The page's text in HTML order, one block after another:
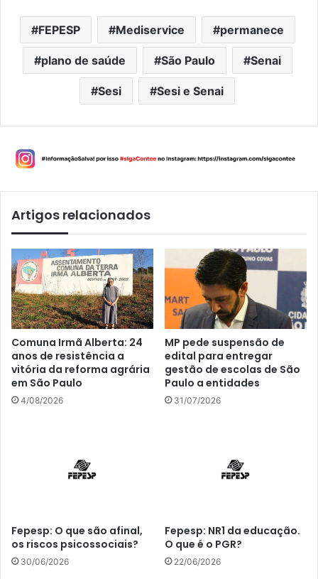
FEPESP Mediservice permanece
plano de saúde São Paulo Senai
Sesi Sesi e Senai
Artigos relacionados
Comuna Irmã Alberta: 24
anos de resistência a
vitória da reforma agrária
em São Paulo
4/08/2026
MP pede suspensão de
edital para entregar
gestão de escolas de São
Paulo a entidades
31/07/2026
Fepesp: O que são afinal,
os riscos psicossociais?
30/06/2026
Fepesp: NR1 da educação.
O que é o PGR?
22/06/2026